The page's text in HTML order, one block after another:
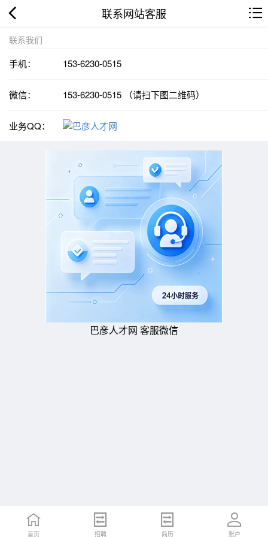
联系网站客服
联系我们
手机： 153-6230-0515
微信： 153-6230-0515 （请扫下图二维码）
业务QQ：
巴彦人才网 客服微信
首页 招聘 简历 账户